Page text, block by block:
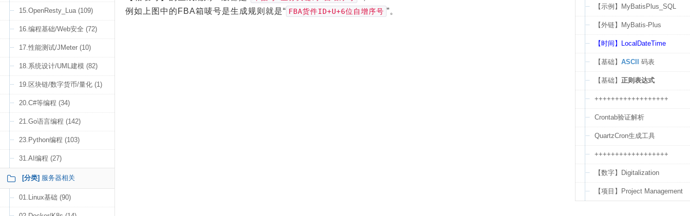
15.OpenResty_Lua (109)
16.编程基础/Web安全 (72)
17.性能测试/JMeter (10)
18.系统设计/UML建模 (82)
19.区块链/数字货币/量化 (1)
20.C#等编程 (34)
21.Go语言编程 (142)
23.Python编程 (103)
31.AI编程 (27)
[分类] 服务器相关
01.Linux基础 (90)
例如上图中的FBA箱唛号是生成规则就是“ FBA货件ID+U+6位自增序号 ”。
【示例】MyBatisPlus_SQL
【外链】MyBatis-Plus
【时间】LocalDateTime
【基础】 ASCII 码表
【基础】 正则表达式
++++++++++++++++++
Crontab验证解析
QuartzCron生成工具
++++++++++++++++++
【数字】Digitalization
【项目】Project Management